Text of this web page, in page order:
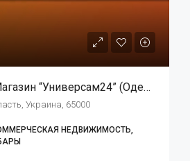
Действующий Магазин “Универсам24” (Одесская Обл.) Трасса Одесса-Залив (Барабой)
Украина, 65000
НЕДВИЖИМОСТЬ,